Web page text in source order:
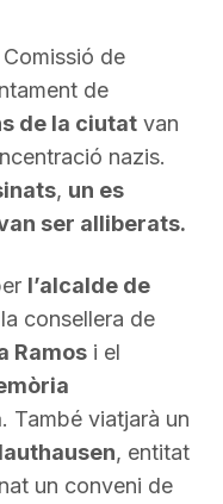
de
de
de la ciutat van
nazis.
, un es
ser alliberats.
l’alcalde de
consellera de
Ramos i el
. També viatjarà un
, entitat
un conveni de